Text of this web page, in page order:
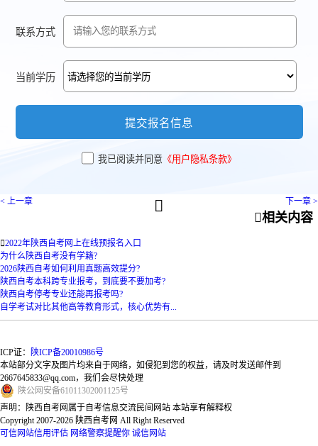
联系方式
当前学历
提交报名信息
我已阅读并同意 《用户隐私条款》
< 上一章  下一章 >
相关内容
2022年陕西自考网上在线预报名入口
为什么陕西自考没有学籍?
2026陕西自考如何利用真题高效提分?
陕西自考本科跨专业报考，到底要不要加考?
陕西自考停考专业还能再报考吗?
自学考试对比其他高等教育形式，核心优势有...
ICP证：
陕ICP备20010986号
本站部分文字及图片均来自于网络，如侵犯到您的权益，请及时发送邮件到
2667645833@qq.com，我们会尽快处理
陕公网安备61011302001125号
声明：陕西自考网属于自考信息交流民间网站 本站享有解释权
Copyright 2007-2026 陕西自考网 All Right Reserved
可信网站信用评估 网络警察提醒你 诚信网站